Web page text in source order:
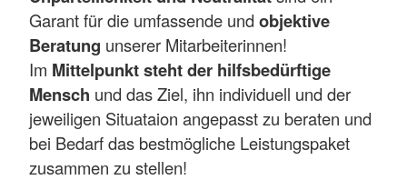
Garant für die umfassende und objektive
Beratung unserer Mitarbeiterinnen!
Im Mittelpunkt steht der hilfsbedürftige
Mensch und das Ziel, ihn individuell und der
jeweiligen Situataion angepasst zu beraten und
bei Bedarf das bestmögliche Leistungspaket
zusammen zu stellen!